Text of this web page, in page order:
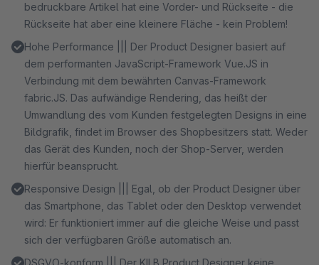
bedruckbare Artikel hat eine Vorder- und Rückseite - die
Rückseite hat aber eine kleinere Fläche - kein Problem!
Hohe Performance ||| Der Product Designer basiert auf
dem performanten JavaScript-Framework Vue.JS in
Verbindung mit dem bewährten Canvas-Framework
fabric.JS. Das aufwändige Rendering, das heißt der
Umwandlung des vom Kunden festgelegten Designs in eine
Bildgrafik, findet im Browser des Shopbesitzers statt. Weder
das Gerät des Kunden, noch der Shop-Server, werden
hierfür beansprucht.
Responsive Design ||| Egal, ob der Product Designer über
das Smartphone, das Tablet oder den Desktop verwendet
wird: Er funktioniert immer auf die gleiche Weise und passt
sich der verfügbaren Größe automatisch an.
DSGVO-konform ||| Der KILB Product Designer keine